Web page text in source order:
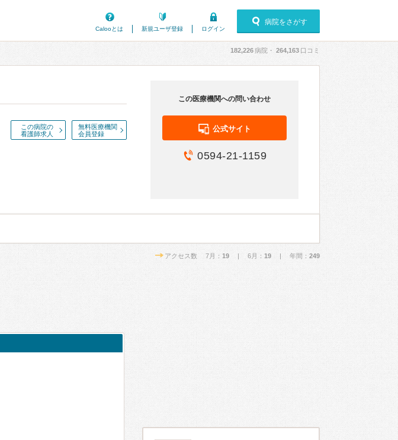
Calooとは
新規ユーザ登録 ログイン
病院をさがす
182,226病院・ 264,163 口コミ
この病院の
看護師求人
無料医療機関
会員登録
この医療機関への問い合わせ
公式サイト
0594-21-1159
アクセス数 7月： 19 | 6月： 19 | 年間： 249